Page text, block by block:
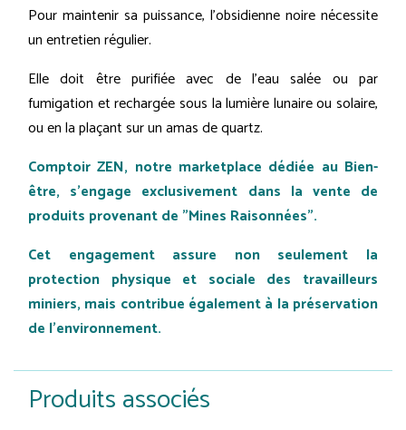
Pour maintenir sa puissance, l'obsidienne noire nécessite
un entretien régulier.
Elle doit être purifiée avec de l'eau salée ou par
fumigation et rechargée sous la lumière lunaire ou solaire,
ou en la plaçant sur un amas de quartz.
Comptoir ZEN, notre marketplace dédiée au Bien-
être, s'engage exclusivement dans la vente de
produits provenant de "Mines Raisonnées".
Cet engagement assure non seulement la
protection physique et sociale des travailleurs
miniers, mais contribue également à la préservation
de l'environnement.
Produits associés